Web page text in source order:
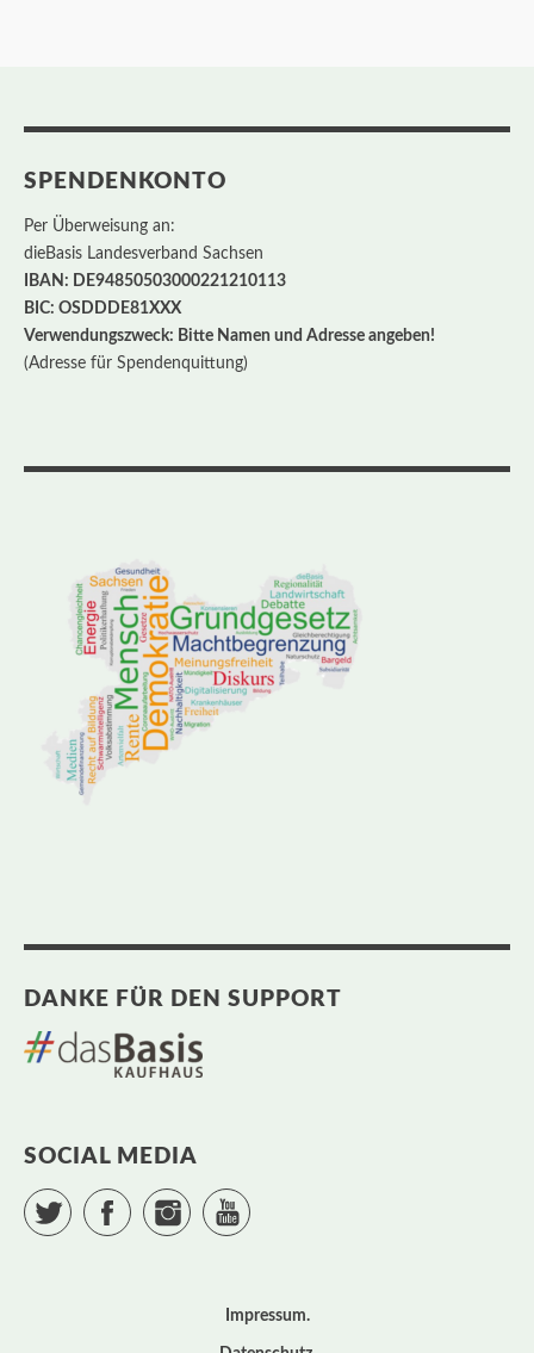
SPENDENKONTO
Per Überweisung an:
dieBasis Landesverband Sachsen
IBAN: DE94850503000221210113
BIC: OSDDDE81XXX
Verwendungszweck: Bitte Namen und Adresse angeben!
(Adresse für Spendenquittung)
DANKE FÜR DEN SUPPORT
SOCIAL MEDIA
Twitter Facebook Instagram
Impressum